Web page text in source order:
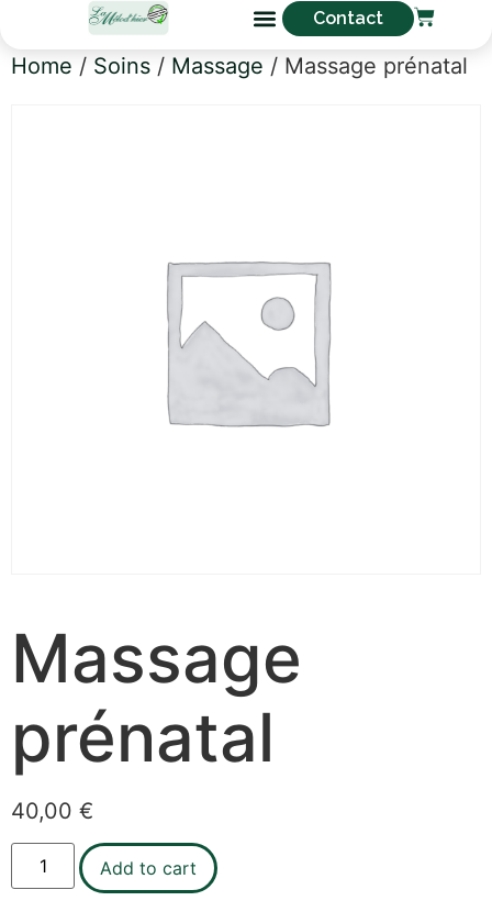
Contact
Home / Soins / Massage / Massage prénatal
Massage
prénatal
40,00 €
Add to cart